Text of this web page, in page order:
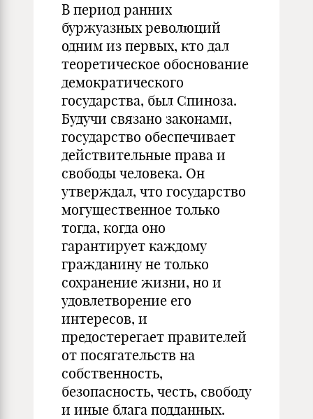
В период ранних
буржуазных революций
одним из первых, кто дал
теоре­тическое обоснование
демократического
государства, был Спиноза.
Будучи связано законами,
государство обеспечивает
действительные права и
свободы человека. Он
утверждал, что государство
могущественное только
тог­да, когда оно
гарантирует каждому
гражданину не только
сохранение жизни, но и
удовлетворение его
интересов, и
предостерегает правителей
от посягательств на
собственность,
безопасность, честь, свободу
и иные блага подданных.